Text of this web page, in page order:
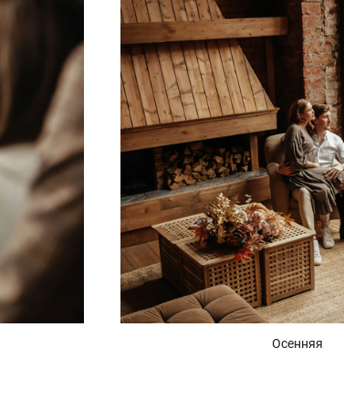
Осенняя